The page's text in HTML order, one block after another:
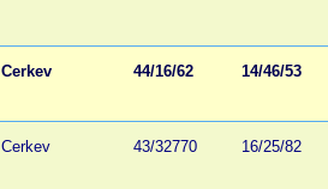
Cerkev 44/16/62 14/46/53
Cerkev 43/32770 16/25/82